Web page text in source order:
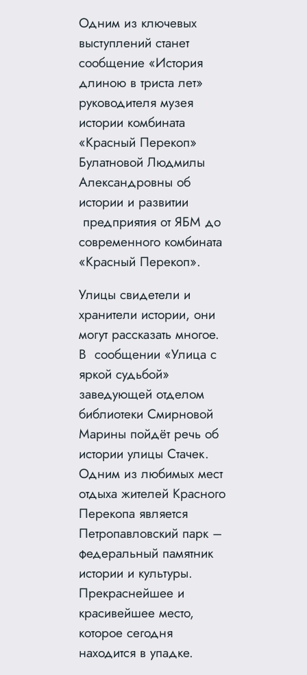
Одним из ключевых
выступлений станет
сообщение «История
длиною в триста лет»
руководителя музея
истории комбината
«Красный Перекоп»
Булатновой Людмилы
Александровны об
истории и развитии
предприятия от ЯБМ до
современного комбината
«Красный Перекоп».
Улицы свидетели и
хранители истории, они
могут рассказать многое.
В сообщении «Улица с
яркой судьбой»
заведующей отделом
библиотеки Смирновой
Марины пойдёт речь об
истории улицы Стачек.
Одним из любимых мест
отдыха жителей Красного
Перекопа является
Петропавловский парк –
федеральный памятник
истории и культуры.
Прекраснейшее и
красивейшее место,
которое сегодня
находится в упадке.